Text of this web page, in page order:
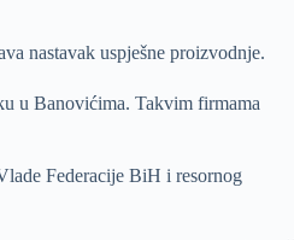
nastavak uspješne proizvodnje.
u Banovićima. Takvim firmama
Federacije BiH i resornog